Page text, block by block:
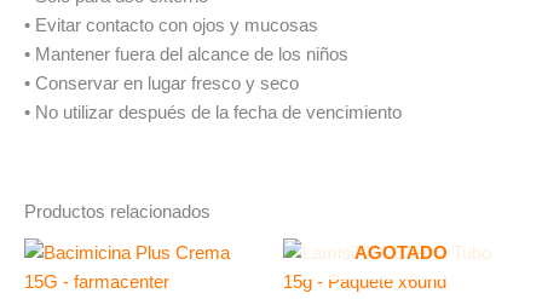
• Evitar contacto con ojos y mucosas
• Mantener fuera del alcance de los niños
• Conservar en lugar fresco y seco
• No utilizar después de la fecha de vencimiento
Productos relacionados
AGOTADO